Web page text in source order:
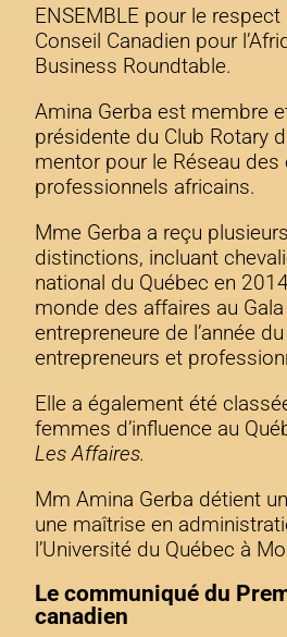
ENSEMBLE pour le
Conseil Canadien pour
Business Roundtable.
Amina Gerba est membre
présidente du Club Rotary
mentor pour le Réseau des
professionnels africains.
Mme Gerba a reçu
distinctions, incluant
national du Québec en
monde des affaires au
entrepreneure de l’année
entrepreneurs et
Elle a également été
femmes d’influence au
Les Affaires.
Mm Amina Gerba détient
une maîtrise en
l’Université du Québec à
Le communiqué du
canadien